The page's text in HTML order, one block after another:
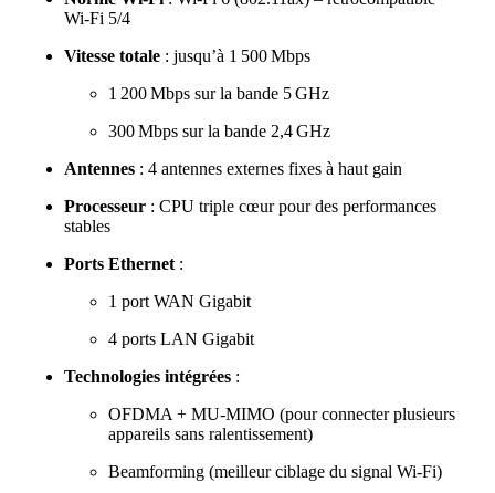
Wi‑Fi 5/4
Vitesse totale : jusqu’à 1 500 Mbps
1 200 Mbps sur la bande 5 GHz
300 Mbps sur la bande 2,4 GHz
Antennes : 4 antennes externes fixes à haut gain
Processeur : CPU triple cœur pour des performances
stables
Ports Ethernet :
1 port WAN Gigabit
4 ports LAN Gigabit
Technologies intégrées :
OFDMA + MU‑MIMO (pour connecter plusieurs
appareils sans ralentissement)
Beamforming (meilleur ciblage du signal Wi‑Fi)